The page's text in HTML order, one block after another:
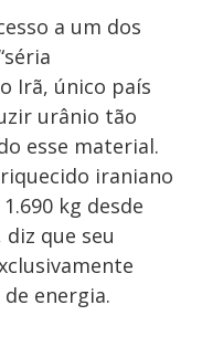
a um dos
Irã, único país
urânio tão
esse material.
iraniano
kg desde
que seu
energia.